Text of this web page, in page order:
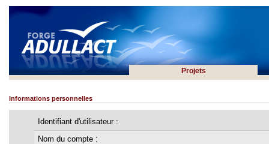
Projets
Informations personnelles
Identifiant d'utilisateur :
Nom du compte :